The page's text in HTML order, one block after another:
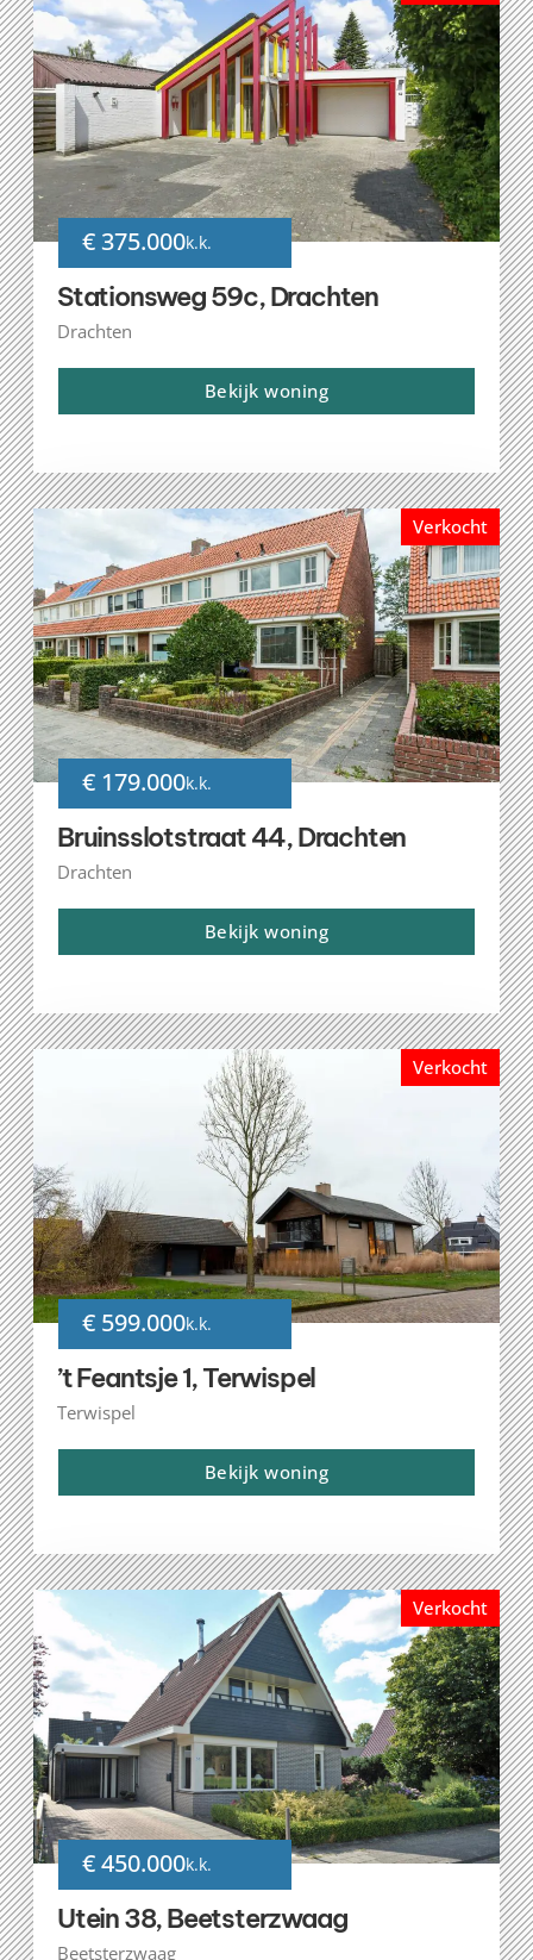
€ 375.000k.k.
Stationsweg 59c, Drachten
Drachten
Bekijk woning
Verkocht
€ 179.000k.k.
Bruinsslotstraat 44, Drachten
Drachten
Bekijk woning
Verkocht
€ 599.000k.k.
’t Feantsje 1, Terwispel
Terwispel
Bekijk woning
Verkocht
€ 450.000k.k.
Utein 38, Beetsterzwaag
Beetsterzwaag